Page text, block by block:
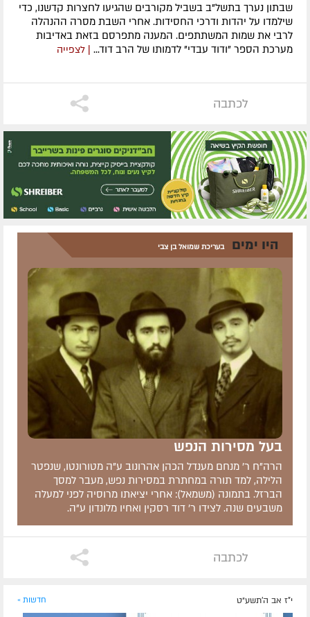
שבתון נערך בתשל"ב בשביל מקורבים שהגיעו לחצרות קדשנו, כדי
שילמדו על יהדות ודרכי החסידות. אחרי השבת מסרה ההנהלה
לרבי את שמות המשתתפים. המענה מתפרסם בזאת באדיבות
מערכת הספר "ודוד עבדי" לדמותו של הרב דוד...
| לצפייה
לכתבה
היו ימים בעריכת שמואל בן צבי
בעל מסירות הנפש
הרה"ח ר' מנחם מענדל הכהן אהרונוב ע"ה מטורונטו, שנפטר
הלילה, למד תורה במחתרת במסירות נפש, מעבר למסך
הברזל. בתמונה (משמאל): אחרי יציאתו מרוסיה לפני למעלה
משבעים שנה. לצידו ר' דוד רסקין ואחיו מלונדון ע"ה.
לכתבה
י"ז אב ה׳תשע״ט חדשות »